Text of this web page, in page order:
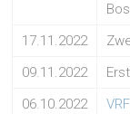
17.11.2022
09.11.2022
06.10.2022